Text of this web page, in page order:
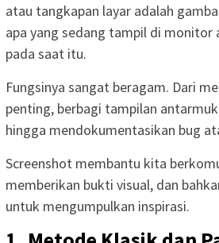
atau tangkapan layar adalah
apa yang sedang tampil di monitor
pada saat itu.
Fungsinya sangat beragam. Dari
penting, berbagi tampilan
hingga mendokumentasikan bug
Screenshot membantu kita
memberikan bukti visual, dan
untuk mengumpulkan inspirasi.